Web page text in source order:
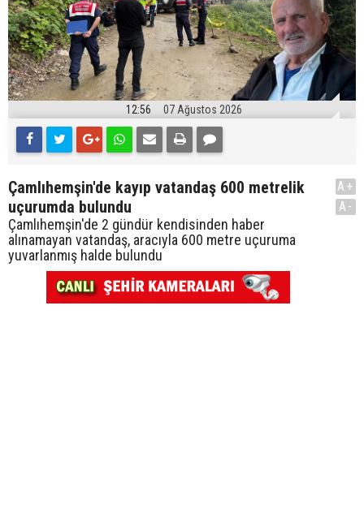
12:56 07 Ağustos 2026
Çamlıhemşin'de kayıp vatandaş 600 metrelik
uçurumda bulundu
Çamlıhemşin'de 2 gündür kendisinden haber
alınamayan vatandaş, aracıyla 600 metre uçuruma
yuvarlanmış halde bulundu
A+
A-